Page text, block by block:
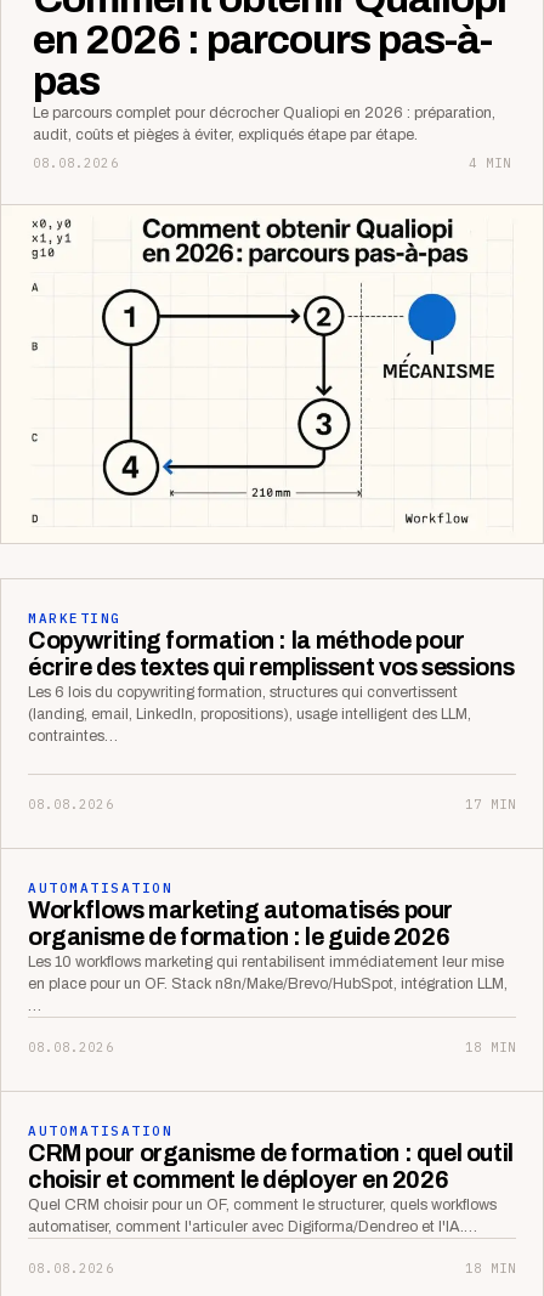
en 2026 : parcours pas-à-
pas
Le parcours complet pour décrocher Qualiopi en 2026 : préparation,
audit, coûts et pièges à éviter, expliqués étape par étape.
08.08.2026
4 MIN
MARKETING
Copywriting formation : la méthode pour
écrire des textes qui remplissent vos sessions
Les 6 lois du copywriting formation, structures qui convertissent
(landing, email, LinkedIn, propositions), usage intelligent des LLM,
contraintes…
08.08.2026 17 MIN
AUTOMATISATION
Workflows marketing automatisés pour
organisme de formation : le guide 2026
Les 10 workflows marketing qui rentabilisent immédiatement leur mise
en place pour un OF. Stack n8n/Make/Brevo/HubSpot, intégration LLM,
…
08.08.2026 18 MIN
AUTOMATISATION
CRM pour organisme de formation : quel outil
choisir et comment le déployer en 2026
Quel CRM choisir pour un OF, comment le structurer, quels workflows
automatiser, comment l'articuler avec Digiforma/Dendreo et l'IA.…
08.08.2026 18 MIN